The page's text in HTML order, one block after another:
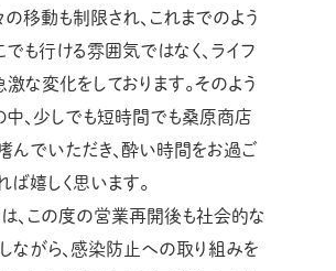
の移動も制限され、これまでのよう
でも行ける雰囲気ではなく、ライフ
激な変化をしております。そのよう
中、少しでも短時間でも桑原商店
んでいただき、酔い時間をお過ご
ば嬉しく思います。
、この度の営業再開後も社会的な
ながら、感染防止への取り組みを